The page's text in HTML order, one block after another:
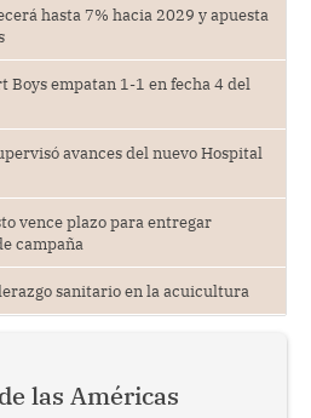
hasta 7% hacia 2029 y apuesta
Boys empatan 1-1 en fecha 4 del
avances del nuevo Hospital
vence plazo para entregar
campaña
sanitario en la acuicultura
las Américas